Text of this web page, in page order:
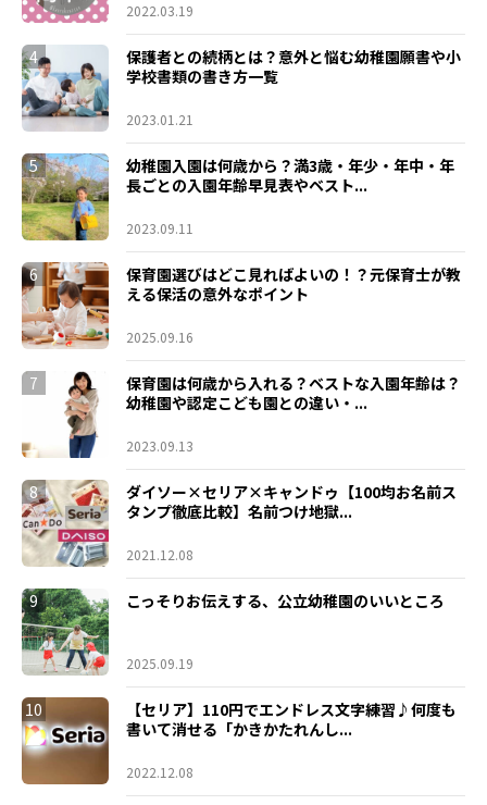
2022.03.19
4
保護者との続柄とは？意外と悩む幼稚園願書や小
学校書類の書き方一覧
2023.01.21
5
幼稚園入園は何歳から？満3歳・年少・年中・年
長ごとの入園年齢早見表やベスト...
2023.09.11
6
保育園選びはどこ見ればよいの！？元保育士が教
える保活の意外なポイント
2025.09.16
7
保育園は何歳から入れる？ベストな入園年齢は？
幼稚園や認定こども園との違い・...
2023.09.13
8
ダイソー×セリア×キャンドゥ【100均お名前ス
タンプ徹底比較】名前つけ地獄...
2021.12.08
9 こっそりお伝えする、公立幼稚園のいいところ
2025.09.19
10
【セリア】110円でエンドレス文字練習♪何度も
書いて消せる「かきかたれんし...
2022.12.08